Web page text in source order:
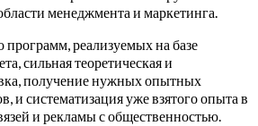
менеджмента и маркетинга.
реализуемых на базе
сильная теоретическая и
получение нужных опытных
и систематизация уже взятого опыта в
и рекламы с общественностью.